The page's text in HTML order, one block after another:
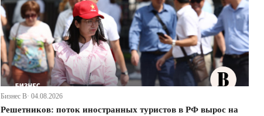
Бизнес В· 04.08.2026
Решетников: поток иностранных туристов в РФ вырос на